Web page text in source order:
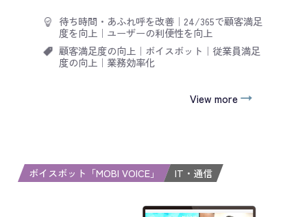
待ち時間・あふれ呼を改善｜ 24/365で顧客満足
度を向上｜ ユーザーの利便性を向上
顧客満足度の向上 ｜ ボイスボット ｜ 従業員満足
度の向上 ｜ 業務効率化
View more
ボイスボット「MOBI VOICE」 IT・通信